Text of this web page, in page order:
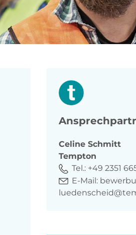
Celine Schmitt
Tempton
Tel.: +49 2351
E-Mail: